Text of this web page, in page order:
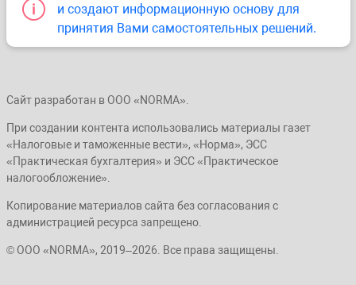
и создают информационную основу для
принятия Вами самостоятельных решений.
Сайт разработан в ООО «NORMA».
При создании контента использовались материалы газет
«Налоговые и таможенные вести», «Норма», ЭСС
«Практическая бухгалтерия» и ЭСС «Практическое
налогообложение».
Копирование материалов сайта без согласования с
администрацией ресурса запрещено.
© ООО «NORMA», 2019–2026. Все права защищены.